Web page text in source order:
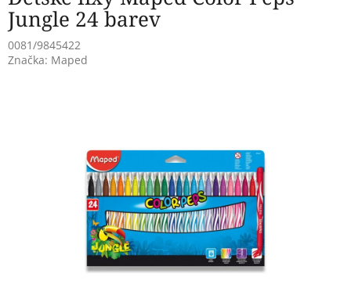
Jungle 24 barev
0081/9845422
Značka: Maped